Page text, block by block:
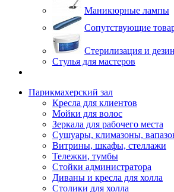
Маникюрные лампы
Сопутствующие
Стерилизация и
Стулья для мастеров
Парикмахерский зал
Кресла для клиентов
Мойки для волос
Зеркала для рабочего места
Сушуары, климазоны,
Витрины, шкафы, стеллажи
Тележки, тумбы
Стойки администратора
Диваны и кресла для холла
Столики для холла